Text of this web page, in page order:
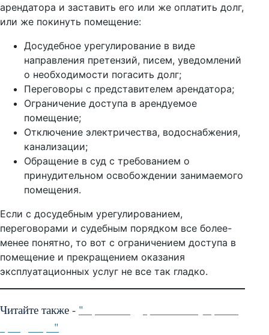
арендатора и заставить его или же оплатить долг,
или же покинуть помещение:
Досудебное урегулирование в виде
направления претензий, писем, уведомлений
о необходимости погасить долг;
Переговоры с представителем арендатора;
Ограничение доступа в арендуемое
помещение;
Отключение электричества, водоснабжения,
канализации;
Обращение в суд с требованием о
принудительном освобождении занимаемого
помещения.
Если с досудебным урегулированием,
переговорами и судебным порядком все более-
менее понятно, то вот с ограничением доступа в
помещение и прекращением оказания
эксплуатационных услуг не все так гладко.
Читайте также - "
"